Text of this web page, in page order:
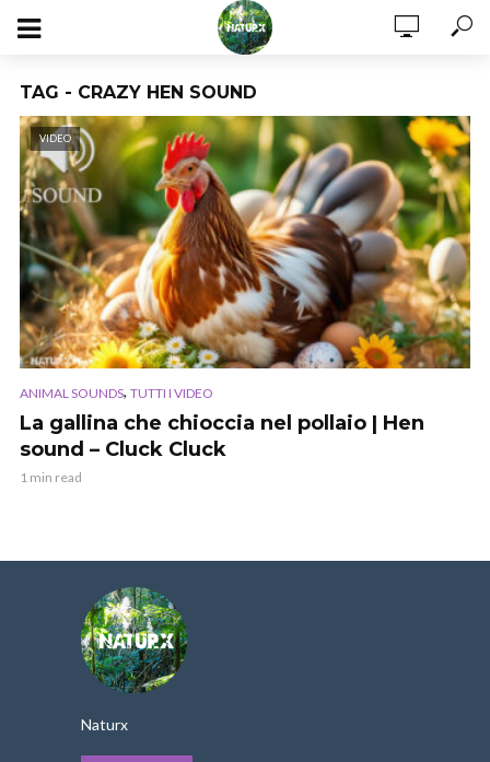
TAG - CRAZY HEN SOUND
VIDEO
ANIMAL SOUNDS, TUTTI I VIDEO
La gallina che chioccia nel pollaio | Hen
sound – Cluck Cluck
1 min read
Naturx